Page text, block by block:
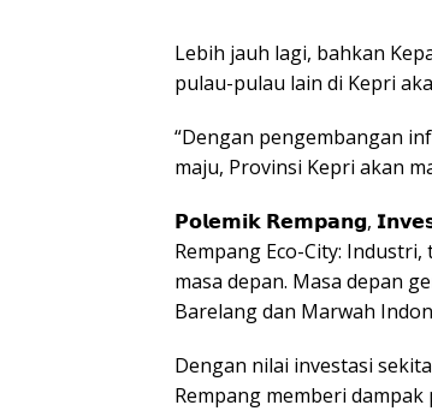
Lebih jauh lagi, bahkan
pulau-pulau lain di Kepri
“Dengan pengembangan
maju, Provinsi Kepri akan
𝗣𝗼𝗹𝗲𝗺𝗶𝗸 𝗥𝗲𝗺𝗽𝗮𝗻𝗴,
Rempang Eco-City:
masa depan. Masa depan
Barelang dan Marwah
Dengan nilai investasi
Rempang memberi